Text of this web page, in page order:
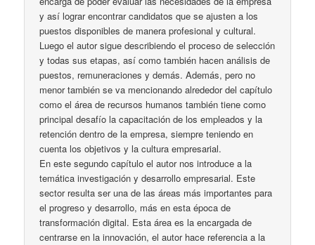
y así lograr encontrar candidatos que se ajusten a los
puestos disponibles de manera profesional y cultural.
Luego el autor sigue describiendo el proceso de selección
y todas sus etapas, así como también hacen análisis de
puestos, remuneraciones y demás. Además, pero no
menor también se va mencionando alrededor del capítulo
como el área de recursos humanos también tiene como
principal desafío la capacitación de los empleados y la
retención dentro de la empresa, siempre teniendo en
cuenta los objetivos y la cultura empresarial.
En este segundo capítulo el autor nos introduce a la
temática investigación y desarrollo empresarial. Este
sector resulta ser una de las áreas más importantes para
el progreso y desarrollo, más en esta época de
transformación digital. Esta área es la encargada de
centrarse en la innovación, el autor hace referencia a la